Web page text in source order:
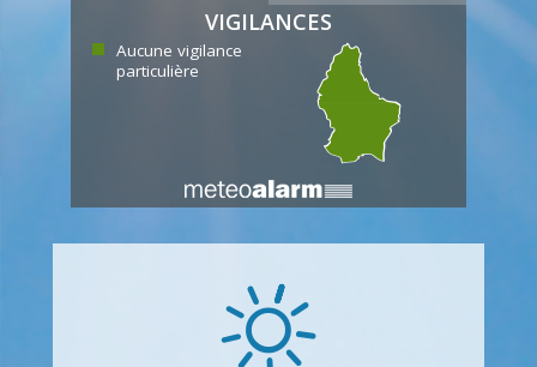
VIGILANCES
Aucune vigilance
particulière